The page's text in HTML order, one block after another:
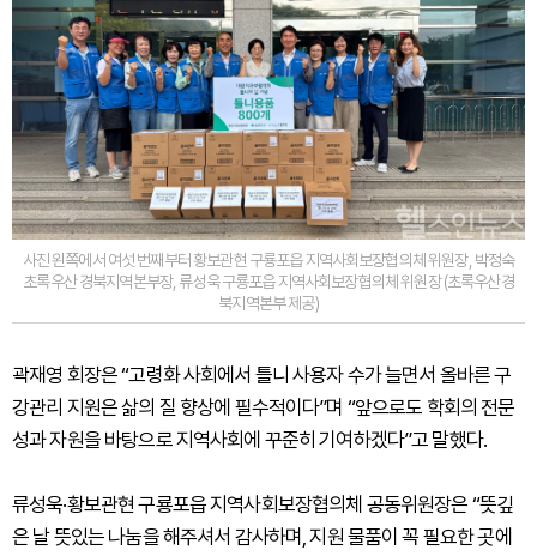
사진 왼쪽에서 여섯 번째부터 황보관현 구룡포읍 지역사회보장협의체 위원장, 박정숙
초록우산 경북지역본부장, 류성욱 구룡포읍 지역사회보장협의체 위원장 (초록우산경
북지역본부 제공)
곽재영 회장은 “고령화 사회에서 틀니 사용자 수가 늘면서 올바른 구
강관리 지원은 삶의 질 향상에 필수적이다”며 “앞으로도 학회의 전문
성과 자원을 바탕으로 지역사회에 꾸준히 기여하겠다”고 말했다.
류성욱·황보관현 구룡포읍 지역사회보장협의체 공동위원장은 “뜻깊
은 날 뜻있는 나눔을 해주셔서 감사하며, 지원 물품이 꼭 필요한 곳에